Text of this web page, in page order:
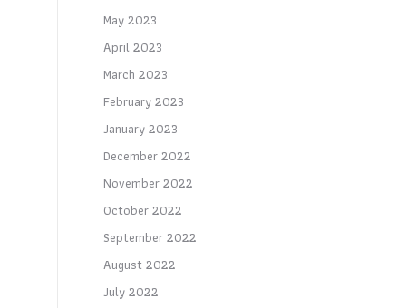
May 2023
April 2023
March 2023
February 2023
January 2023
December 2022
November 2022
October 2022
September 2022
August 2022
July 2022